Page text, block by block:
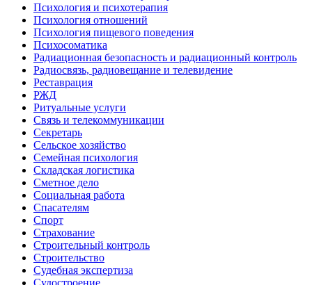
Психология и психотерапия
Психология отношений
Психология пищевого поведения
Психосоматика
Радиационная безопасность и радиационный контроль
Радиосвязь, радиовещание и телевидение
Реставрация
РЖД
Ритуальные услуги
Связь и телекоммуникации
Секретарь
Сельское хозяйство
Семейная психология
Складская логистика
Сметное дело
Социальная работа
Спасателям
Спорт
Страхование
Строительный контроль
Строительство
Судебная экспертиза
Судостроение